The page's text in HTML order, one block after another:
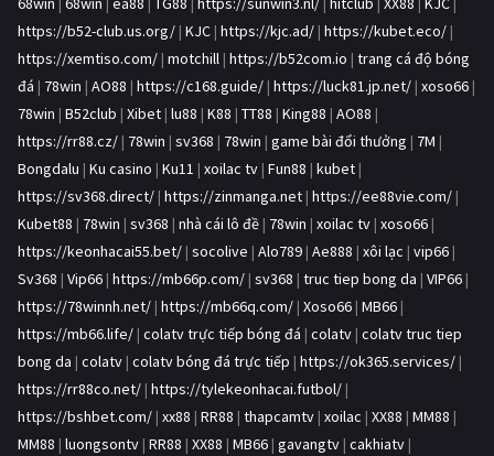
https://b52-club.us.org/ | KJC | https://kjc.ad/ | https://kubet.eco/ |
https://xemtiso.com/ | motchill | https://b52com.io | trang cá độ bóng
đá | 78win | AO88 | https://c168.guide/ | https://luck81.jp.net/ | xoso66 |
78win | B52club | Xibet | lu88 | K88 | TT88 | King88 | AO88 |
https://rr88.cz/ | 78win | sv368 | 78win | game bài đổi thưởng | 7M |
Bongdalu | Ku casino | Ku11 | xoilac tv | Fun88 | kubet |
https://sv368.direct/ | https://zinmanga.net | https://ee88vie.com/ |
Kubet88 | 78win | sv368 | nhà cái lô đề | 78win | xoilac tv | xoso66 |
https://keonhacai55.bet/ | socolive | Alo789 | Ae888 | xôi lạc | vip66 |
Sv368 | Vip66 | https://mb66p.com/ | sv368 | truc tiep bong da | VIP66 |
https://78winnh.net/ | https://mb66q.com/ | Xoso66 | MB66 |
https://mb66.life/ | colatv trực tiếp bóng đá | colatv | colatv truc tiep
bong da | colatv | colatv bóng đá trực tiếp | https://ok365.services/ |
https://rr88co.net/ | https://tylekeonhacai.futbol/ |
https://bshbet.com/ | xx88 | RR88 | thapcamtv | xoilac | XX88 | MM88 |
MM88 | luongsontv | RR88 | XX88 | MB66 | gavangtv | cakhiatv |